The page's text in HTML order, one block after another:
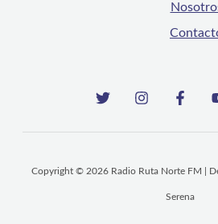
Copyright © 2026 Radio Ruta Norte FM |
Serena